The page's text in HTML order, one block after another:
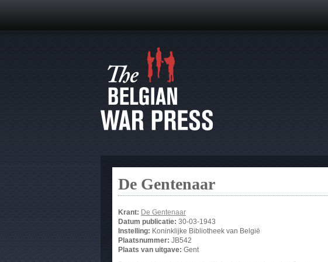
De Gentenaar
Krant: De Gentenaar
Datum publicatie: 30-03-1943
Instelling: Koninklijke Bibliotheek van België
Plaatsnummer: JB542
Plaats van uitgave: Gent